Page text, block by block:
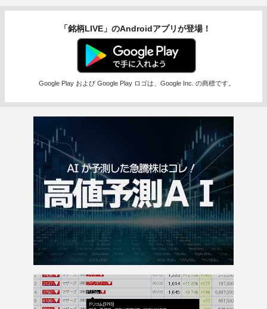
「銘柄LIVE」のAndroidアプリが登場！
Google Play および Google Play ロゴは、Google Inc. の商標です。